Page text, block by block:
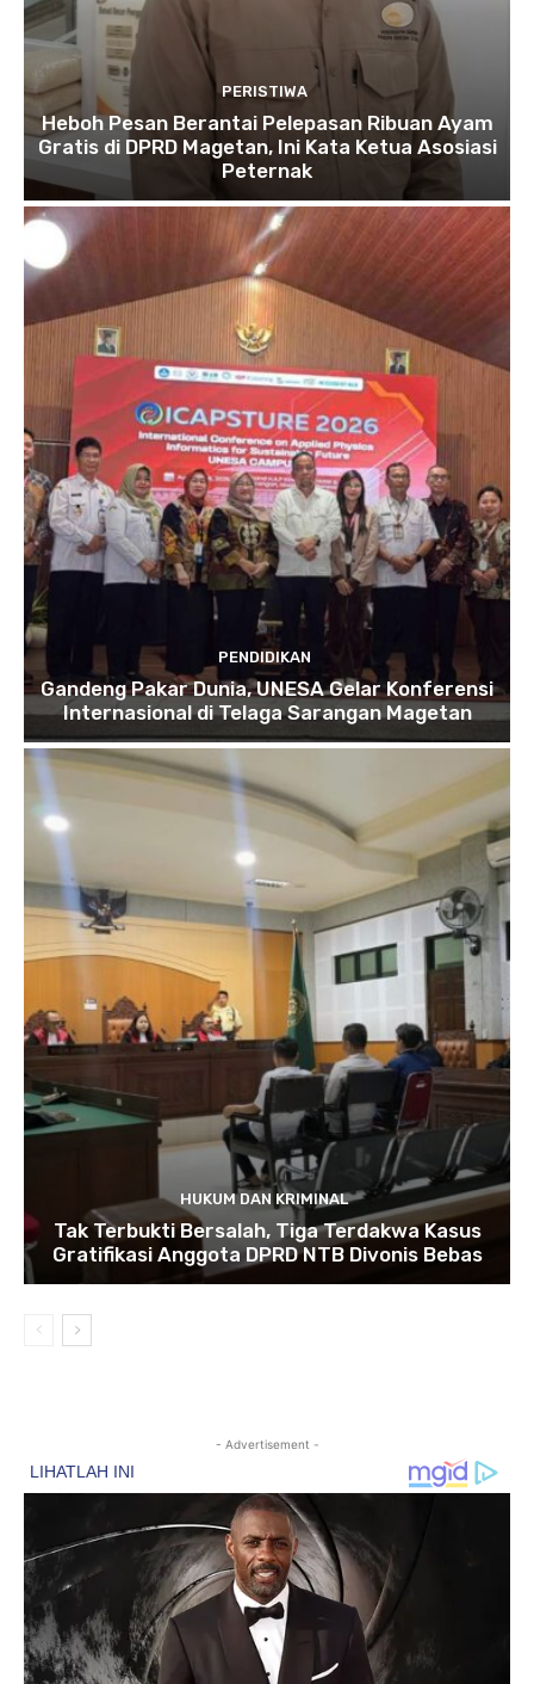
PERISTIWA
Heboh Pesan Berantai Pelepasan Ribuan Ayam
Gratis di DPRD Magetan, Ini Kata Ketua Asosiasi
Peternak
PENDIDIKAN
Gandeng Pakar Dunia, UNESA Gelar Konferensi
Internasional di Telaga Sarangan Magetan
HUKUM DAN KRIMINAL
Tak Terbukti Bersalah, Tiga Terdakwa Kasus
Gratifikasi Anggota DPRD NTB Divonis Bebas
- Advertisement -